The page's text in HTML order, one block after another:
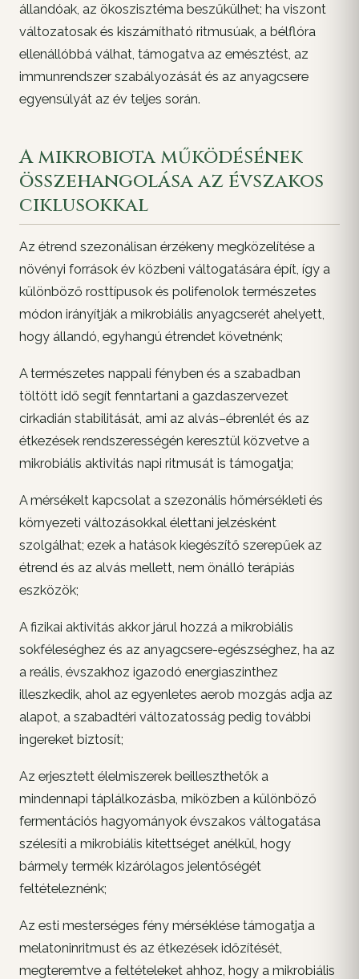
állandóak, az ökoszisztéma beszűkülhet; ha viszont
változatosak és kiszámítható ritmusúak, a bélflóra
ellenállóbbá válhat, támogatva az emésztést, az
immunrendszer szabályozását és az anyagcsere
egyensúlyát az év teljes során.
A mikrobiota működésének
összehangolása az évszakos
ciklusokkal
Az étrend szezonálisan érzékeny megközelítése a
növényi források év közbeni váltogatására épít, így a
különböző rosttípusok és polifenolok természetes
módon irányítják a mikrobiális anyagcserét ahelyett,
hogy állandó, egyhangú étrendet követnénk;
A természetes nappali fényben és a szabadban
töltött idő segít fenntartani a gazdaszervezet
cirkadián stabilitását, ami az alvás–ébrenlét és az
étkezések rendszerességén keresztül közvetve a
mikrobiális aktivitás napi ritmusát is támogatja;
A mérsékelt kapcsolat a szezonális hőmérsékleti és
környezeti változásokkal élettani jelzésként
szolgálhat; ezek a hatások kiegészítő szerepűek az
étrend és az alvás mellett, nem önálló terápiás
eszközök;
A fizikai aktivitás akkor járul hozzá a mikrobiális
sokféleséghez és az anyagcsere-egészséghez, ha az
a reális, évszakhoz igazodó energiaszinthez
illeszkedik, ahol az egyenletes aerob mozgás adja az
alapot, a szabadtéri változatosság pedig további
ingereket biztosít;
Az erjesztett élelmiszerek beilleszthetők a
mindennapi táplálkozásba, miközben a különböző
fermentációs hagyományok évszakos váltogatása
szélesíti a mikrobiális kitettséget anélkül, hogy
bármely termék kizárólagos jelentőségét
feltételeznénk;
Az esti mesterséges fény mérséklése támogatja a
melatoninritmust és az étkezések időzítését,
megteremtve a feltételeket ahhoz, hogy a mikrobiális